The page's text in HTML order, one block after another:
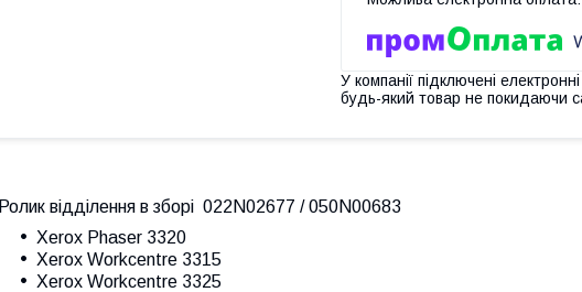
У компанії підключені
будь-який товар не покидаючи
Ролик відділення в зборі 022N02677 / 050N00683
Xerox Phaser 3320
Xerox Workcentre 3315
Xerox Workcentre 3325